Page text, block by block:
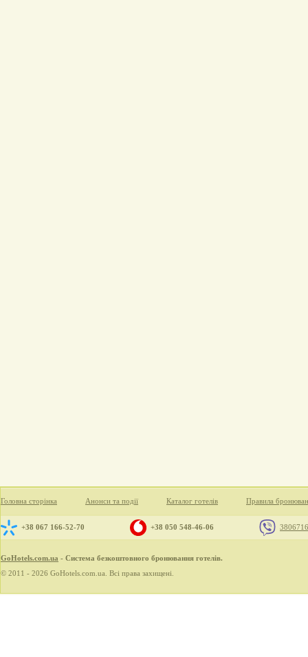
Головна сторінка Анонси та події Каталог готелів Правила
+38 067 166-52-70 +38 050 548-46-06
GoHotels.com.ua - Система безкоштовного бронювання готелів.
© 2011 - 2026 GoHotels.com.ua. Всі права захищені.